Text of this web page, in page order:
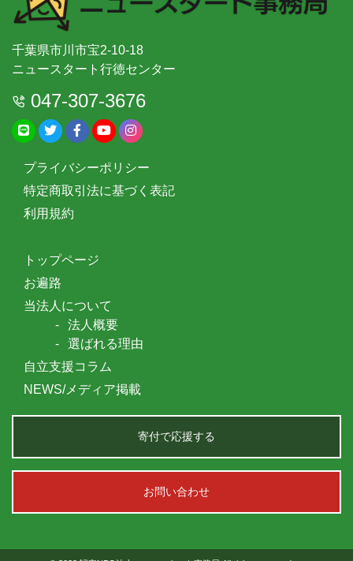
千葉県市川市宝2-10-18
ニュースタート行徳センター
047-307-3676
プライバシーポリシー
特定商取引法に基づく表記
利用規約
トップページ
お遍路
当法人について
法人概要
選ばれる理由
自立支援コラム
NEWS/メディア掲載
寄付で応援する
お問い合わせ